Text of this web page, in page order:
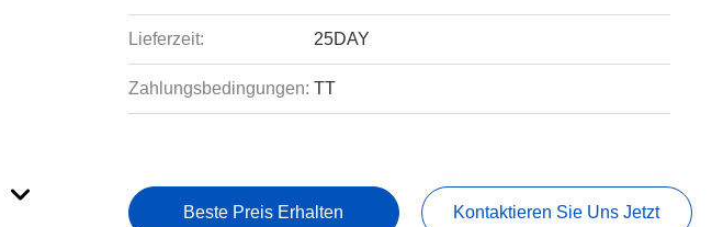
Lieferzeit: 25DAY
Zahlungsbedingungen: TT
Beste Preis Erhalten Kontaktieren Sie Uns Jetzt